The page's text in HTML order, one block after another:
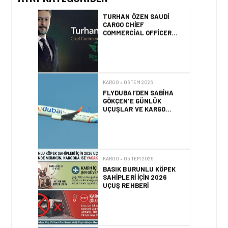
FLYDUBAI’DEN SABIHA
GÖKÇEN’E GÜNLÜK
UÇUŞLAR VE KARGO
KARGO • 05 TEM 2026
BASIK BURUNLU KÖPEK
SAHIPLERI IÇIN 2026
UÇUŞ REHBERI
KARGO • 05 TEM 2026
BANGLADEŞ HAVA KARGO
PAZARINDA YENI KRITER